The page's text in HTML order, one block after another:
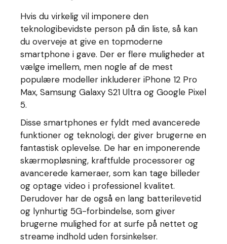
Hvis du virkelig vil imponere den
teknologibevidste person på din liste, så kan
du overveje at give en topmoderne
smartphone i gave. Der er flere muligheder at
vælge imellem, men nogle af de mest
populære modeller inkluderer iPhone 12 Pro
Max, Samsung Galaxy S21 Ultra og Google Pixel
5.
Disse smartphones er fyldt med avancerede
funktioner og teknologi, der giver brugerne en
fantastisk oplevelse. De har en imponerende
skærmopløsning, kraftfulde processorer og
avancerede kameraer, som kan tage billeder
og optage video i professionel kvalitet.
Derudover har de også en lang batterilevetid
og lynhurtig 5G-forbindelse, som giver
brugerne mulighed for at surfe på nettet og
streame indhold uden forsinkelser.